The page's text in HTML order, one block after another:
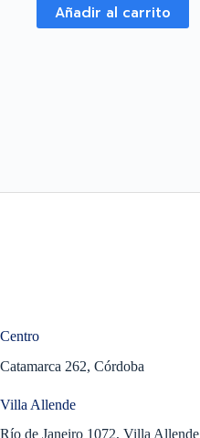
Añadir al carrito
Centro
Catamarca 262, Córdoba
Villa Allende
Río de Janeiro 1072, Villa Allende